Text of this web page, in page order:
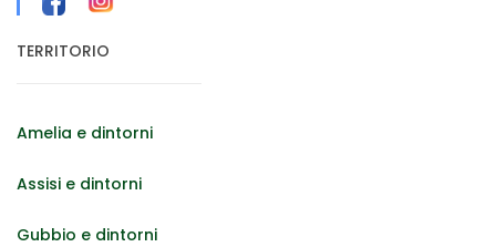
TERRITORIO
Amelia e dintorni
Assisi e dintorni
Gubbio e dintorni